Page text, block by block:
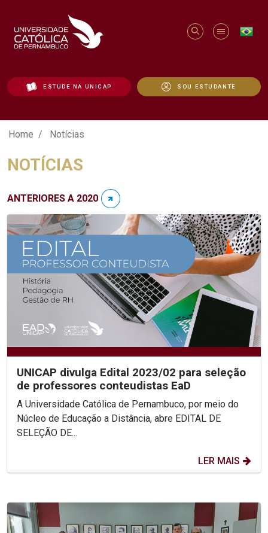
ESTUDE NA UNICAP SOU ESTUDANTE
Notícias - Unicap
Home Notícias
NOTÍCIAS
ANTERIORES A 2020
UNICAP divulga Edital 2023/02 para seleção
de professores conteudistas EaD
A Universidade Católica de Pernambuco, por meio do
Núcleo de Educação a Distância, abre EDITAL DE
SELEÇÃO DE...
LER MAIS